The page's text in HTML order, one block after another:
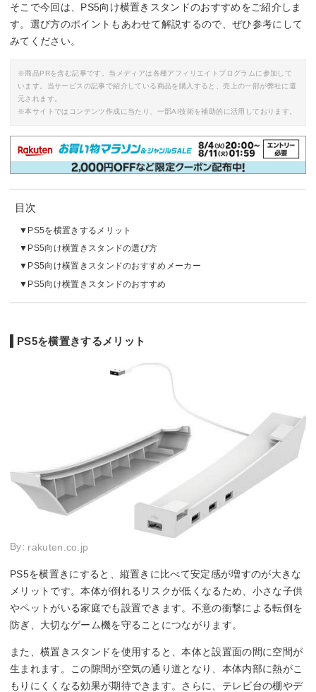
そこで今回は、PS5向け横置きスタンドのおすすめをご紹介しま
す。選び方のポイントもあわせて解説するので、ぜひ参考にして
みてください。
※商品PRを含む記事です。当メディアは各種アフィリエイトプログラムに参加して
います。当サービスの記事で紹介している商品を購入すると、売上の一部が弊社に還
元されます。
※本サイトではコンテンツ作成に当たり、一部AI技術を補助的に活用しております。
目次
PS5を横置きするメリット
PS5向け横置きスタンドの選び方
PS5向け横置きスタンドのおすすめメーカー
PS5向け横置きスタンドのおすすめ
PS5を横置きするメリット
By: rakuten.co.jp
PS5を横置きにすると、縦置きに比べて安定感が増すのが大きな
メリットです。本体が倒れるリスクが低くなるため、小さな子供
やペットがいる家庭でも設置できます。不意の衝撃による転倒を
防ぎ、大切なゲーム機を守ることにつながります。
また、横置きスタンドを使用すると、本体と設置面の間に空間が
生まれます。この隙間が空気の通り道となり、本体内部に熱がこ
もりにくくなる効果が期待できます。さらに、テレビ台の棚やデ